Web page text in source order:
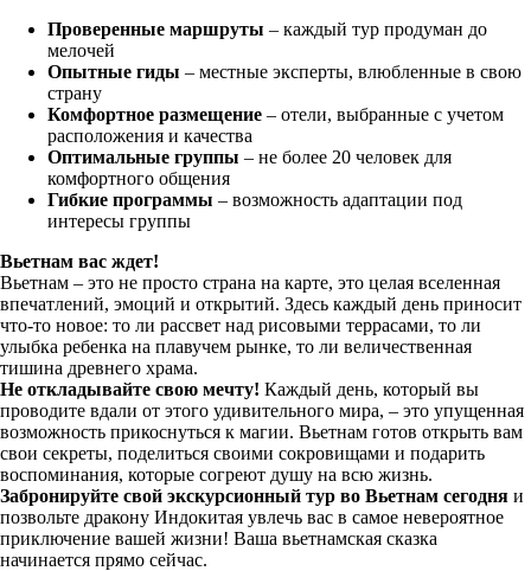
Проверенные маршруты – каждый тур продуман до
мелочей
Опытные гиды – местные эксперты, влюбленные в свою
страну
Комфортное размещение – отели, выбранные с учетом
расположения и качества
Оптимальные группы – не более 20 человек для
комфортного общения
Гибкие программы – возможность адаптации под
интересы группы
Вьетнам вас ждет!
Вьетнам – это не просто страна на карте, это целая вселенная
впечатлений, эмоций и открытий. Здесь каждый день приносит
что-то новое: то ли рассвет над рисовыми террасами, то ли
улыбка ребенка на плавучем рынке, то ли величественная
тишина древнего храма.
Не откладывайте свою мечту! Каждый день, который вы
проводите вдали от этого удивительного мира, – это упущенная
возможность прикоснуться к магии. Вьетнам готов открыть вам
свои секреты, поделиться своими сокровищами и подарить
воспоминания, которые согреют душу на всю жизнь.
Забронируйте свой экскурсионный тур во Вьетнам сегодня и
позвольте дракону Индокитая увлечь вас в самое невероятное
приключение вашей жизни! Ваша вьетнамская сказка
начинается прямо сейчас.